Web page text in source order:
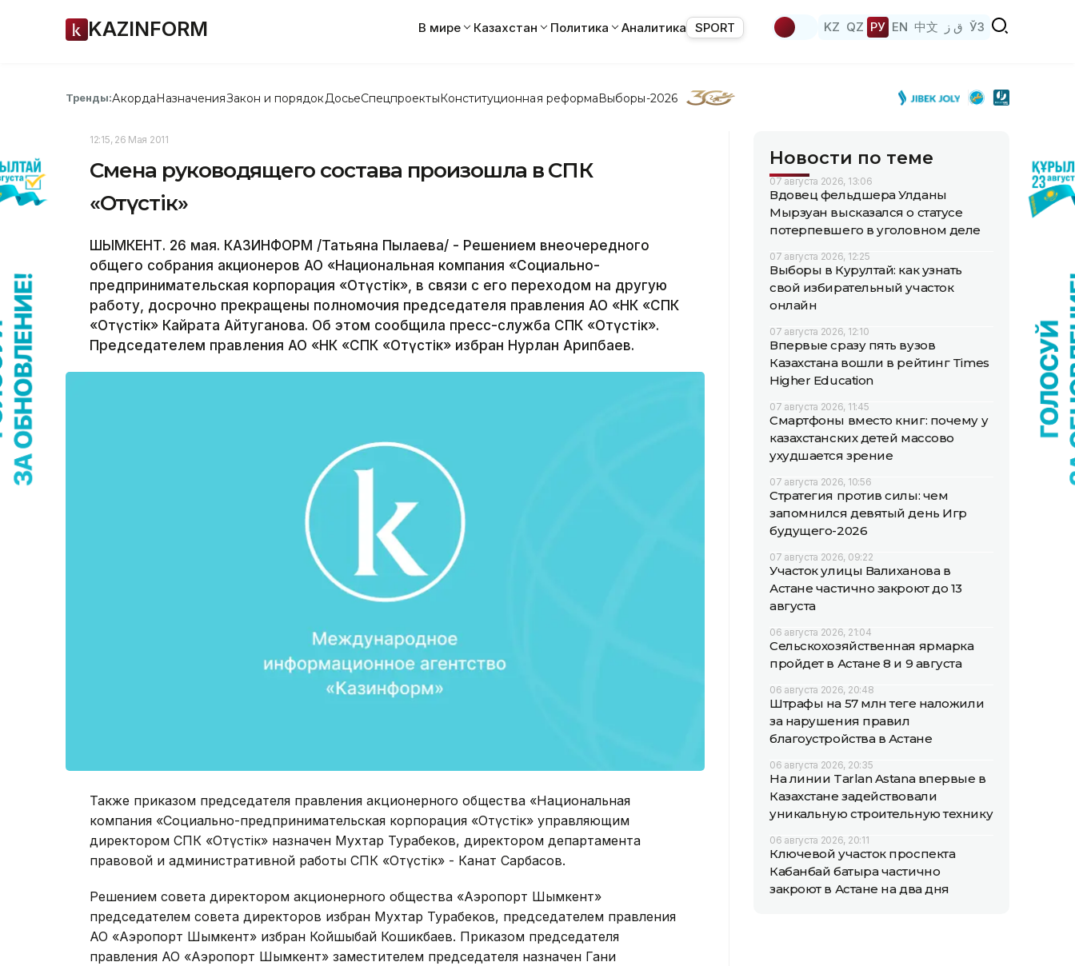
KAZINFORM В мире Казахстан Политика Аналитика SPORT KZ QZ РУ EN 中文 ق ز ЎЗ
Тренды:АкордаНазначенияЗакон и порядок ДосьеСпецпроектыКонституционная реформаВыборы-2026
12:15, 26 Мая 2011
Смена руководящего состава произошла в СПК
«Оңтүстік»
ШЫМКЕНТ. 26 мая. КАЗИНФОРМ /Татьяна Пылаева/ - Решением внеочередного
общего собрания акционеров АО «Национальная компания «Социально-
предпринимательская корпорация «Оңтүстік», в связи с его переходом на другую
работу, досрочно прекращены полномочия председателя правления АО «НК «СПК
«Оңтүстік» Кайрата Айтуганова. Об этом сообщила пресс-служба СПК «Оңтүстік».
Председателем правления АО «НК «СПК «Оңтүстік» избран Нурлан Арипбаев.
Также приказом председателя правления акционерного общества «Национальная
компания «Социально-предпринимательская корпорация «Оңтүстік» управляющим
директором СПК «Оңтүстік» назначен Мухтар Турабеков, директором департамента
правовой и административной работы СПК «Оңтүстік» - Канат Сарбасов.
Решением совета директором акционерного общества «Аэропорт Шымкент»
председателем совета директоров избран Мухтар Турабеков, председателем правления
АО «Аэропорт Шымкент» избран Койшыбай Кошикбаев. Приказом председателя
правления АО «Аэропорт Шымкент» заместителем председателя назначен Гани
Новости по теме
07 августа 2026, 13:06
Вдовец фельдшера Улданы
Мырзуан высказался о статусе
потерпевшего в уголовном деле
07 августа 2026, 12:25
Выборы в Курултай: как узнать
свой избирательный участок
онлайн
07 августа 2026, 12:10
Впервые сразу пять вузов
Казахстана вошли в рейтинг Times
Higher Education
07 августа 2026, 11:45
Смартфоны вместо книг: почему у
казахстанских детей массово
ухудшается зрение
07 августа 2026, 10:56
Стратегия против силы: чем
запомнился девятый день Игр
будущего-2026
07 августа 2026, 09:22
Участок улицы Валиханова в
Астане частично закроют до 13
августа
06 августа 2026, 21:04
Сельскохозяйственная ярмарка
пройдет в Астане 8 и 9 августа
06 августа 2026, 20:48
Штрафы на 57 млн теңге наложили
за нарушения правил
благоустройства в Астане
06 августа 2026, 20:35
На линии Tarlan Astana впервые в
Казахстане задействовали
уникальную строительную технику
06 августа 2026, 20:11
Ключевой участок проспекта
Кабанбай батыра частично
закроют в Астане на два дня